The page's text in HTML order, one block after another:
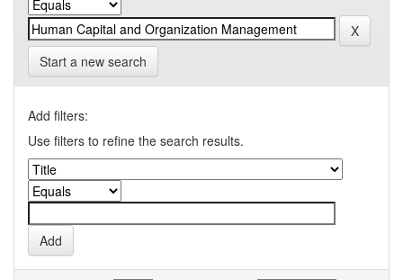
Start a new search
Add filters:
Use filters to refine the search results.